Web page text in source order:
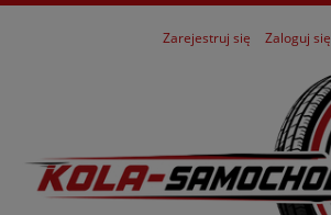
Zarejestruj się Zaloguj się